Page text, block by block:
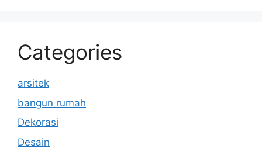
Categories
arsitek
bangun rumah
Dekorasi
Desain